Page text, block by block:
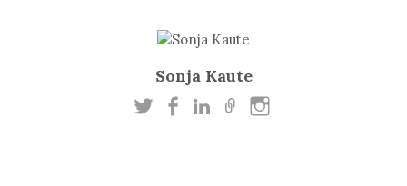
Sonja Kaute